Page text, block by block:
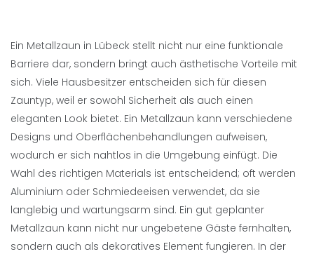
Ein Metallzaun in Lübeck stellt nicht nur eine funktionale
Barriere dar, sondern bringt auch ästhetische Vorteile mit
sich. Viele Hausbesitzer entscheiden sich für diesen
Zauntyp, weil er sowohl Sicherheit als auch einen
eleganten Look bietet. Ein Metallzaun kann verschiedene
Designs und Oberflächenbehandlungen aufweisen,
wodurch er sich nahtlos in die Umgebung einfügt. Die
Wahl des richtigen Materials ist entscheidend; oft werden
Aluminium oder Schmiedeeisen verwendet, da sie
langlebig und wartungsarm sind. Ein gut geplanter
Metallzaun kann nicht nur ungebetene Gäste fernhalten,
sondern auch als dekoratives Element fungieren. In der